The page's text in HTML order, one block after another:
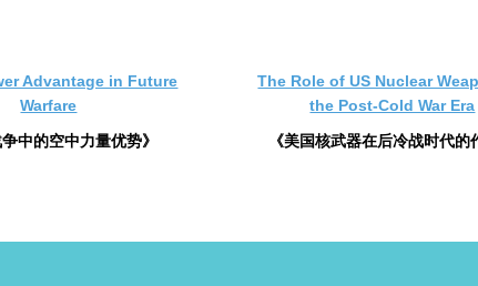
Advantage in Future
Warfare
争中的空中力量优势》
The Role of US Nuclear
the Post-Cold War Era
《美国核武器在后冷战时代的